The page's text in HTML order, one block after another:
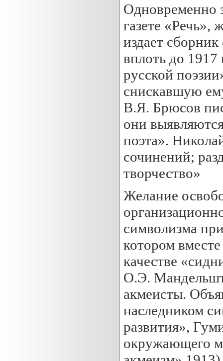
Одновременно
газете «Речь»,
издает
вплоть до
русской
снискавшую
В.Я. Брюсов
они
поэта».
сочинений;
творчество»
Желание
символизма
котором
качестве
О.Э.
акмеисты.
наследником
развития»,
окружающего